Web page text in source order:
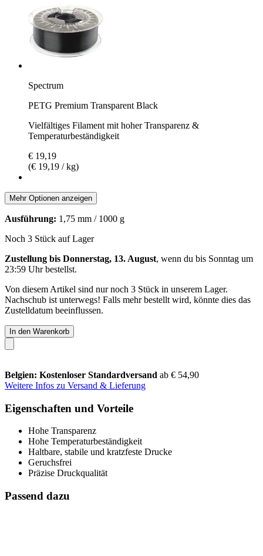
Spectrum
PETG Premium Transparent Black
Vielfältiges Filament mit hoher Transparenz &
Temperaturbeständigkeit
€ 19,19
(€ 19,19 / kg)
Mehr Optionen anzeigen
Ausführung: 1,75 mm / 1000 g
Noch 3 Stück auf Lager
Zustellung bis Donnerstag, 13. August, wenn du bis Sonntag um
23:59 Uhrbestellst.
Von diesem Artikel sind nur noch 3 Stück in unserem Lager.
Nachschub ist unterwegs! Falls mehr bestellt wird, könnte dies das
Zustelldatum beeinflussen.
In den Warenkorb
Belgien: Kostenloser Standardversand ab € 54,90
Weitere Infos zu Versand & Lieferung
Eigenschaften und Vorteile
Hohe Transparenz
Hohe Temperaturbeständigkeit
Haltbare, stabile und kratzfeste Drucke
Geruchsfrei
Präzise Druckqualität
Passend dazu